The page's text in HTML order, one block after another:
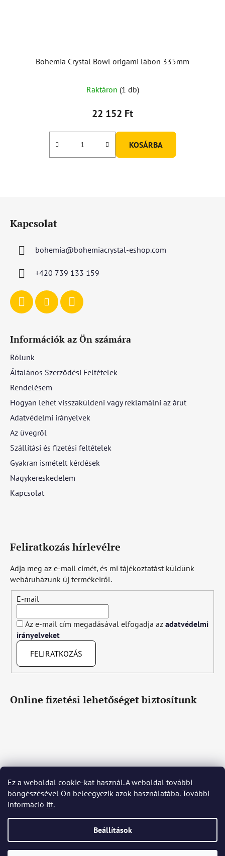
Ez a weboldal cookie-kat használ. A weboldal további
böngészésével Ön beleegyezik azok használatába. További
információ itt.
Beállítások
Bohemia Crystal Bowl origami lábon 335mm
termék
átlagos
5-
Raktáron (1 db)
22 152 Ft
KOSÁRBA
Kapcsolat
bohemia@bohemiacrystal-eshop.com
+420 739 133 159
Információk az Ön számára
Rólunk
Általános Szerződési Feltételek
Rendelésem
Hogyan lehet visszaküldeni vagy reklamálni az árut
Adatvédelmi irányelvek
Az üvegről
Szállítási és fizetési feltételek
Gyakran ismételt kérdések
Nagykereskedelem
Kapcsolat
Feliratkozás hírlevélre
Adja meg az e-mail címét, és mi tájékoztatást küldünk
webáruházunk új termékeiről.
E-mail
Az e-mail cím megadásával elfogadja az adatvédelmi
irányelveket
FELIRATKOZÁS
Online fizetési lehetőséget biztosítunk
Čeština Slovenčina English Deutsch Magyar
Język polski Română Italiano Español Français
Português
Nederlands Українська Ελληνικά Svenska Dansk